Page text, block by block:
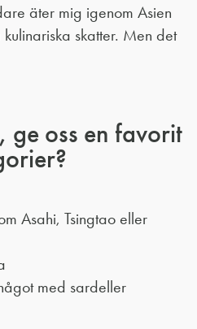
äter mig igenom Asien
skatter. Men det
oss en favorit
Asahi, Tsingtao eller
med sardeller